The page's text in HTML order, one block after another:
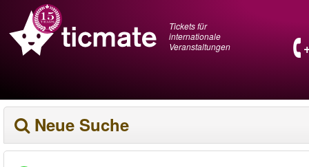
Tickets für
internationale
Veranstaltungen
Neue Suche